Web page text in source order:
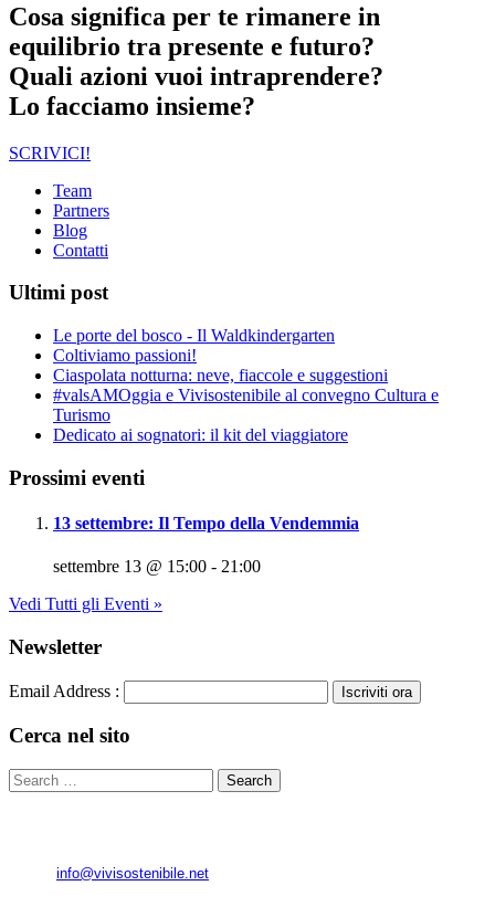
Cosa significa per te rimanere in
equilibrio tra presente e futuro?
Quali azioni vuoi intraprendere?
Lo facciamo insieme?
SCRIVICI!
Team
Partners
Blog
Contatti
Ultimi post
Le porte del bosco - Il Waldkindergarten
Coltiviamo passioni!
Ciaspolata notturna: neve, fiaccole e suggestioni
#valsAMOggia e Vivisostenibile al convegno Cultura e
Turismo
Dedicato ai sognatori: il kit del viaggiatore
Prossimi eventi
13 settembre: Il Tempo della Vendemmia
settembre 13 @ 15:00 - 21:00
Vedi Tutti gli Eventi »
Newsletter
Email Address :
Cerca nel sito
info@vivisostenibile.net